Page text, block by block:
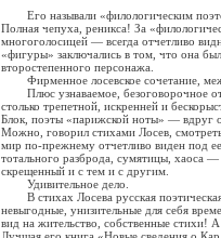
Его называли «филологическим
Полная чепуха, реникса! За
многоголосицей — всегда отчетливо
«фигуры» заключались в том, что она
второстепенного персонажа.
Фирменное лосевское сочетание,
Плюс узнаваемое, безоговорочное
столько трепетной, искренней и
Блок, поэты «парижской ноты» — вдруг
Можно, говорил стихами Лосев,
мир по-прежнему отчетливо виден под
тотального разброда, сумятицы,
скрещенный и с тем и с другим.
Удивительное дело.
В стихах Лосева русская поэтическая
невыгодные, унизительные для себя
вид на жительство, собственные стихи!